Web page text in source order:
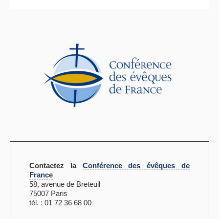
Contactez la Conférence des évêques de
France
58, avenue de Breteuil
75007 Paris
tél. : 01 72 36 68 00